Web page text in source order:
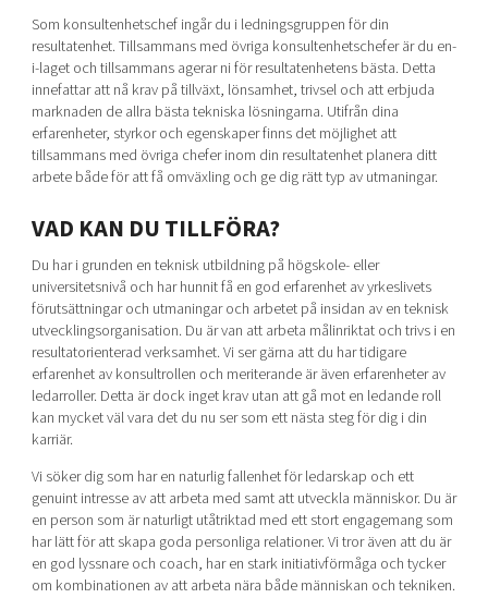
Som konsultenhetschef ingår du i ledningsgruppen för din
resultatenhet. Tillsammans med övriga konsultenhetschefer är du en-
i-laget och tillsammans agerar ni för resultatenhetens bästa. Detta
innefattar att nå krav på tillväxt, lönsamhet, trivsel och att erbjuda
marknaden de allra bästa tekniska lösningarna. Utifrån dina
erfarenheter, styrkor och egenskaper finns det möjlighet att
tillsammans med övriga chefer inom din resultatenhet planera ditt
arbete både för att få omväxling och ge dig rätt typ av utmaningar.
VAD KAN DU TILLFÖRA?
Du har i grunden en teknisk utbildning på högskole- eller
universitetsnivå och har hunnit få en god erfarenhet av yrkeslivets
förutsättningar och utmaningar och arbetet på insidan av en teknisk
utvecklingsorganisation. Du är van att arbeta målinriktat och trivs i en
resultatorienterad verksamhet. Vi ser gärna att du har tidigare
erfarenhet av konsultrollen och meriterande är även erfarenheter av
ledarroller. Detta är dock inget krav utan att gå mot en ledande roll
kan mycket väl vara det du nu ser som ett nästa steg för dig i din
karriär.
Vi söker dig som har en naturlig fallenhet för ledarskap och ett
genuint intresse av att arbeta med samt att utveckla människor. Du är
en person som är naturligt utåtriktad med ett stort engagemang som
har lätt för att skapa goda personliga relationer. Vi tror även att du är
en god lyssnare och coach, har en stark initiativförmåga och tycker
om kombinationen av att arbeta nära både människan och tekniken.